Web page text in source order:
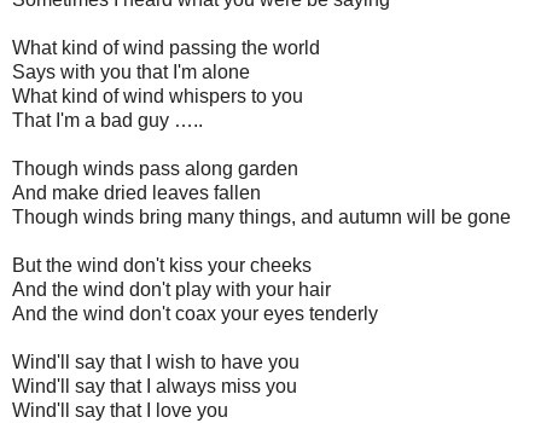
What kind of wind passing the world
Says with you that I'm alone
What kind of wind whispers to you
That I'm a bad guy …..
Though winds pass along garden
And make dried leaves fallen
Though winds bring many things, and autumn will be gone
But the wind don't kiss your cheeks
And the wind don't play with your hair
And the wind don't coax your eyes tenderly
Wind'll say that I wish to have you
Wind'll say that I always miss you
Wind'll say that I love you